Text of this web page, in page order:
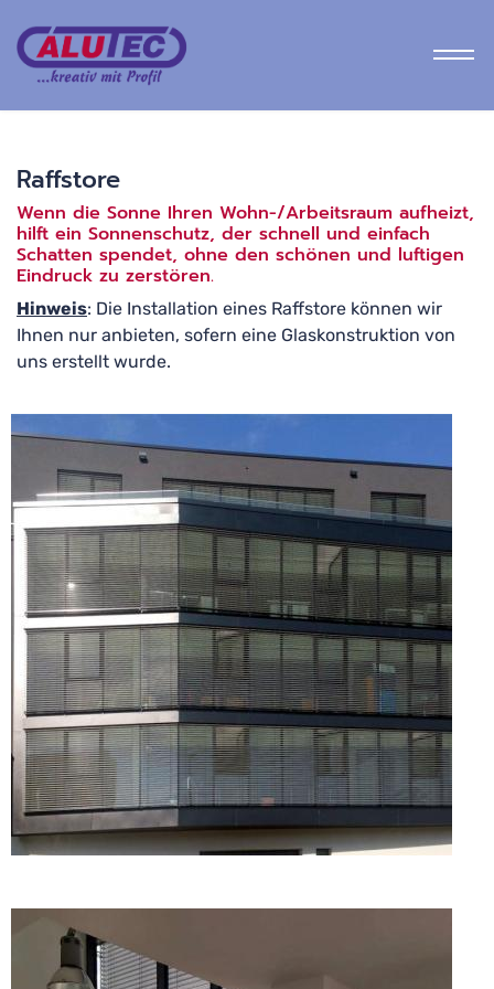
Raffstore
Wenn die Sonne Ihren Wohn-/Arbeitsraum aufheizt,
hilft ein Sonnenschutz, der schnell und einfach
Schatten spendet, ohne den schönen und luftigen
Eindruck zu zerstören.
Hinweis: Die Installation eines Raffstore können wir
Ihnen nur anbieten, sofern eine Glaskonstruktion von
uns erstellt wurde.